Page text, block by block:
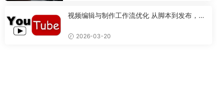
视频编辑与制作工作流优化 从脚本到发布，打
2026-03-20